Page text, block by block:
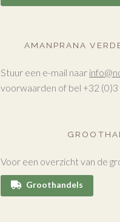
AMANPRANA
Stuur een e-mail naar
voorwaarden of bel +32
Voor een overzicht van de
Groothandels